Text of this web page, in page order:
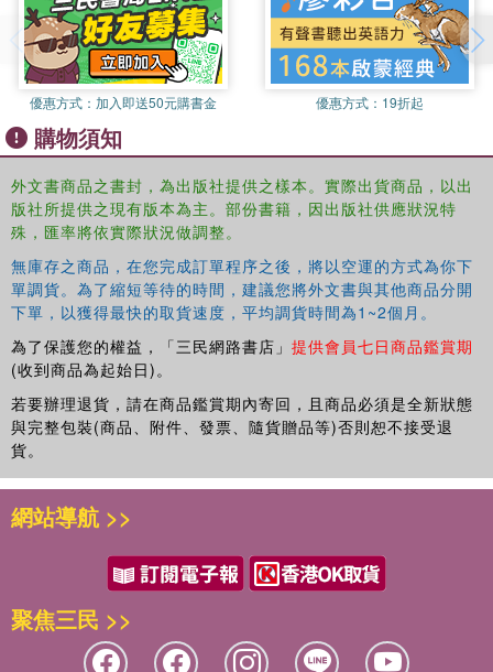
優惠方式： 加入即送50元購書金 優惠方式： 19折起
購物須知
外文書商品之書封，為出版社提供之樣本。實際出貨商品，以出
版社所提供之現有版本為主。部份書籍，因出版社供應狀況特
殊，匯率將依實際狀況做調整。
無庫存之商品，在您完成訂單程序之後，將以空運的方式為你下
單調貨。為了縮短等待的時間，建議您將外文書與其他商品分開
下單，以獲得最快的取貨速度，平均調貨時間為1~2個月。
為了保護您的權益，「三民網路書店」 提供會員七日商品鑑賞期
(收到商品為起始日)。
若要辦理退貨，請在商品鑑賞期內寄回，且商品必須是全新狀態
與完整包裝(商品、附件、發票、隨貨贈品等)否則恕不接受退
貨。
網站導航 >>
聚焦三民 >>